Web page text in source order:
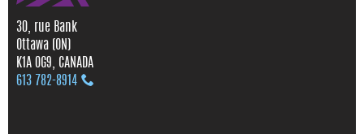
30, rue Bank
Ottawa (ON)
K1A 0G9, CANADA
613 782‑8914